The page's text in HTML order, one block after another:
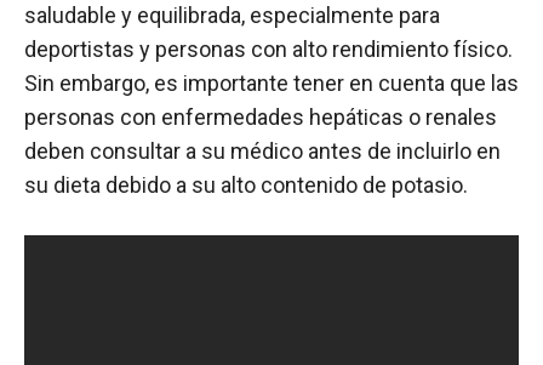
saludable y equilibrada, especialmente para
deportistas y personas con alto rendimiento físico.
Sin embargo, es importante tener en cuenta que las
personas con enfermedades hepáticas o renales
deben consultar a su médico antes de incluirlo en
su dieta debido a su alto contenido de potasio.